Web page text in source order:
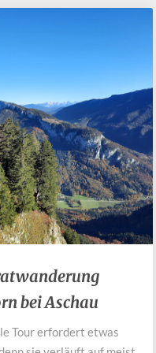
bei Aschau
Tour erfordert etwas